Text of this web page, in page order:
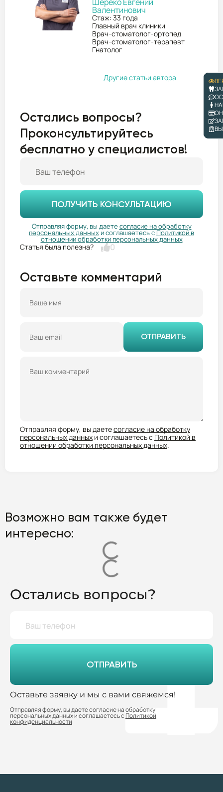
Валентинович
Стаж: 33 года
Главный врач клиники
Врач-стоматолог-ортопед
Врач-стоматолог-терапевт
Гнатолог
Другие статьи автора
Остались вопросы?
Проконсультируйтесь
бесплатно у специалистов!
ПОЛУЧИТЬ КОНСУЛЬТАЦИЮ
Отправляя форму, вы даете согласие на обработку
персональных данныхи соглашаетесь сПолитикой в
отношении обработки персональных данных
0
Оставьте комментарий
ОТПРАВИТЬ
Отправляя форму, вы даетесогласие на обработку
персональных данных и соглашаетесь с Политикой в
отношении обработки персональных данных.
Возможно вам также будет
интересно:
Остались вопросы?
ОТПРАВИТЬ
Оставьте заявку и мы с вами свяжемся!
Отправляя форму, вы даете согласие на обработку
персональных данных и соглашаетесь сПолитикой
конфиденциальности